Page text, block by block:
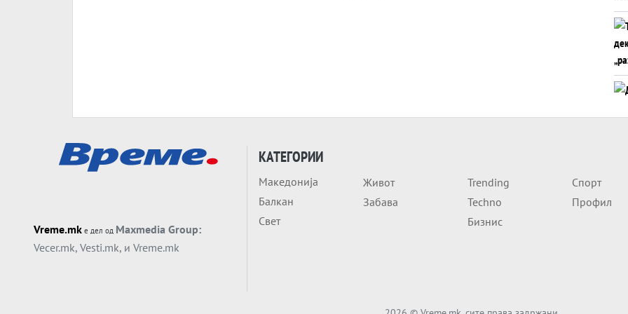
Vreme.mk е дел од Maxmedia Group:
Vecer.mk, Vesti.mk, и Vreme.mk
КАТЕГОРИИ
Македонија
Балкан
Свет
Живот
Забава
Trending
Techno
Бизнис
Спорт
Профил